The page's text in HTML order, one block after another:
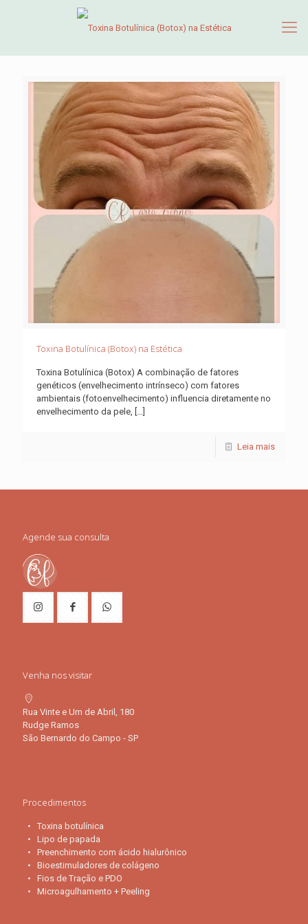
Toxina Botulínica (Botox) na Estética
Toxina Botulínica (Botox) A combinação de fatores
genéticos (envelhecimento intrínseco) com fatores
ambientais (fotoenvelhecimento) influencia diretamente no
envelhecimento da pele, […]
Leia mais
Agende sua consulta
Venha nos visitar
Rua Vinte e Um de Abril, 180
Rudge Ramos
São Bernardo do Campo - SP
Procedimentos
Toxina botulínica
Lipo de papada
Preenchimento com ácido hialurônico
Bioestimuladores de colágeno
Fios de Tração e PDO
Microagulhamento + Peeling